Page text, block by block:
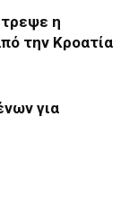
η
την Κροατία
για